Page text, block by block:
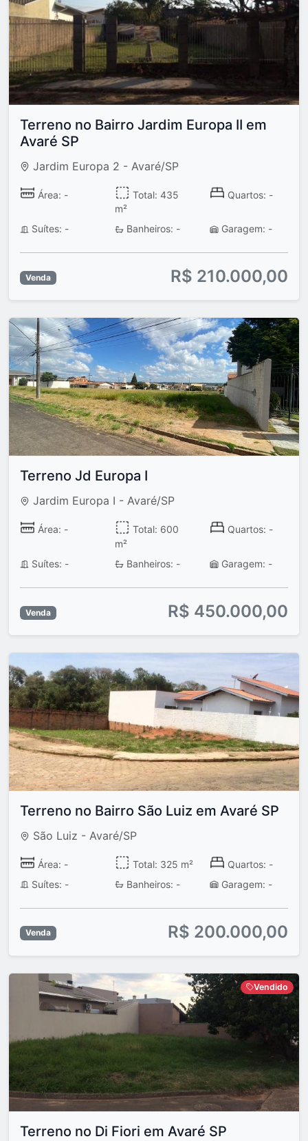
Terreno no Bairro Jardim Europa II em
Avaré SP
Jardim Europa 2 - Avaré/SP
Área: -
Total: 435
m²
Quartos: -
Suítes: - Banheiros: - Garagem: -
Venda R$ 210.000,00
Terreno Jd Europa I
Jardim Europa I - Avaré/SP
Área: -
Total: 600
m²
Quartos: -
Suítes: - Banheiros: - Garagem: -
Venda R$ 450.000,00
Terreno no Bairro São Luiz em Avaré SP
São Luiz - Avaré/SP
Área: - Total: 325 m²
Quartos: -
Suítes: -
Banheiros: - Garagem: -
Venda R$ 200.000,00
Vendido
Terreno no Di Fiori em Avaré SP